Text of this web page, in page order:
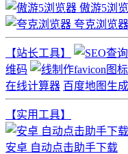
傲游5浏
夸克浏览器
【站长工具】
维码
在线计算器 百度地图生
【实用工具】
安卓 自动点击助手下载